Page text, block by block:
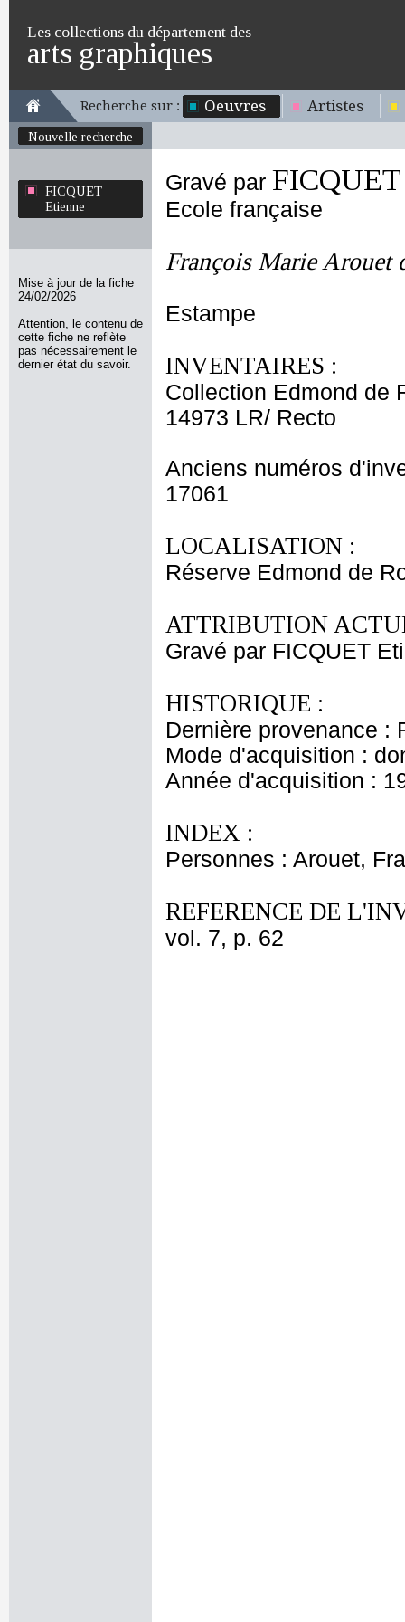
Les collections du département des
arts graphiques
Recherche sur : Oeuvres Artistes
Nouvelle recherche
FICQUET
Etienne
Mise à jour de la fiche
24/02/2026
Attention, le contenu de
cette fiche ne reflète
pas nécessairement le
dernier état du savoir.
Gravé par
Ecole française
François Marie Arouet
Estampe
INVENTAIRES :
Collection Edmond de
14973 LR/ Recto
Anciens numéros
17061
LOCALISATION :
Réserve Edmond de
ATTRIBUTION
Gravé par FICQUET
HISTORIQUE :
Dernière provenance :
Mode d'acquisition :
Année d'acquisition :
INDEX :
Personnes : Arouet,
REFERENCE DE
vol. 7, p. 62